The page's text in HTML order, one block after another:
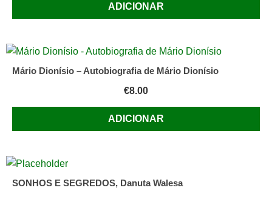
ADICIONAR
Mário Dionísio – Autobiografia de Mário Dionísio
€8.00
ADICIONAR
SONHOS E SEGREDOS, Danuta Walesa